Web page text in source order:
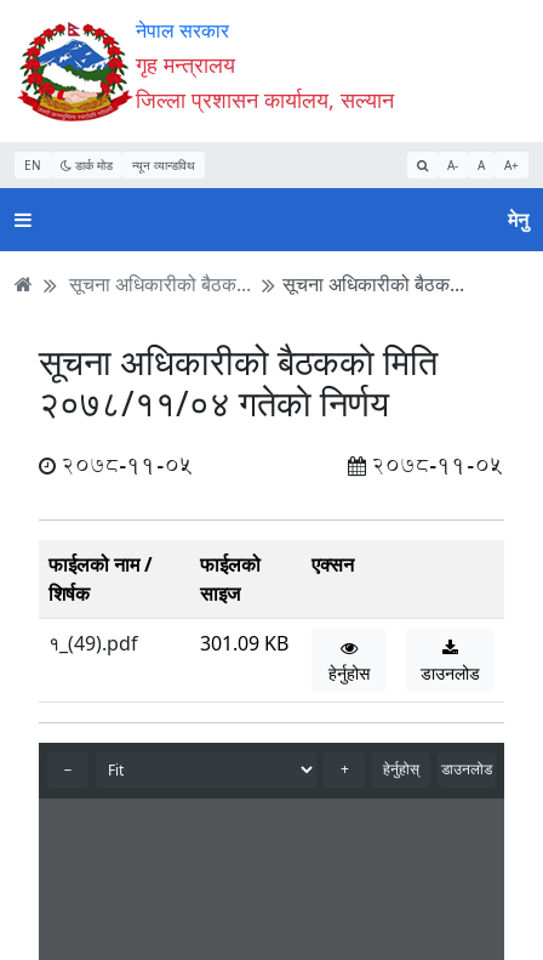
Accessibility
Mode
सुरु
गर्नुहोस्
सामाग्री
पढ्नुहाेस्
नेभिगेसन
पढ्नुहाेस्
वेबसाइट
खोजमा
जानुहोस्
नेपाल सरकार
गृह मन्त्रालय
जिल्ला प्रशासन कार्यालय, सल्यान
EN डार्क मोड न्यून व्यान्डविथ A- A A+
मेनु
सूचना अधिकारीको बैठक... सूचना अधिकारीको बैठक...
सूचना अधिकारीको बैठककाे मिति
२०७८/११/०४ गतेकाे निर्णय
2078-11-05 2078-11-05
फाईलको नाम /
शिर्षक
फाईलको
साइज
एक्सन
१_(49).pdf 301.09 KB
हेर्नुहोस डाउनलोड